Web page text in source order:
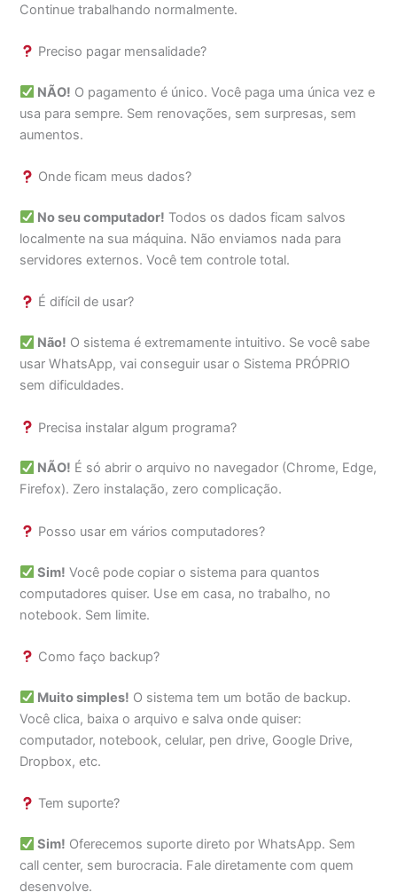
Continue trabalhando normalmente.
Preciso pagar mensalidade?
NÃO! O pagamento é único. Você paga uma única vez e
usa para sempre. Sem renovações, sem surpresas, sem
aumentos.
Onde ficam meus dados?
No seu computador! Todos os dados ficam salvos
localmente na sua máquina. Não enviamos nada para
servidores externos. Você tem controle total.
É difícil de usar?
Não! O sistema é extremamente intuitivo. Se você sabe
usar WhatsApp, vai conseguir usar o Sistema PRÓPRIO
sem dificuldades.
Precisa instalar algum programa?
NÃO! É só abrir o arquivo no navegador (Chrome, Edge,
Firefox). Zero instalação, zero complicação.
Posso usar em vários computadores?
Sim! Você pode copiar o sistema para quantos
computadores quiser. Use em casa, no trabalho, no
notebook. Sem limite.
Como faço backup?
Muito simples! O sistema tem um botão de backup.
Você clica, baixa o arquivo e salva onde quiser:
computador, notebook, celular, pen drive, Google Drive,
Dropbox, etc.
Tem suporte?
Sim! Oferecemos suporte direto por WhatsApp. Sem
call center, sem burocracia. Fale diretamente com quem
desenvolve.